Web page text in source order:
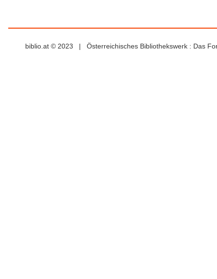
biblio.at © 2023 | Österreichisches Bibliothekswerk : Das